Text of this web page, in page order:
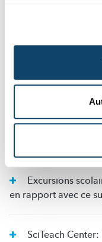
concentrer sur ces
autres variables
Explications
en rapport avec ce